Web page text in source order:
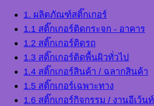
1. ผลิตภัณฑ์สติ๊กเกอร์
1.1 สติ๊กเกอร์ติดกระจก - อาคาร
1.2 สติ๊กเกอร์ติดรถ
1.3 สติ๊กเกอร์ติดพื้นผิวทั่วไป
1.4 สติ๊กเกอร์สินค้า / ฉลากสินค้า
1.5 สติ๊กเกอร์เฉพาะทาง
1.6 สติ๊กเกอร์กิจกรรม / งานอีเว้นท์